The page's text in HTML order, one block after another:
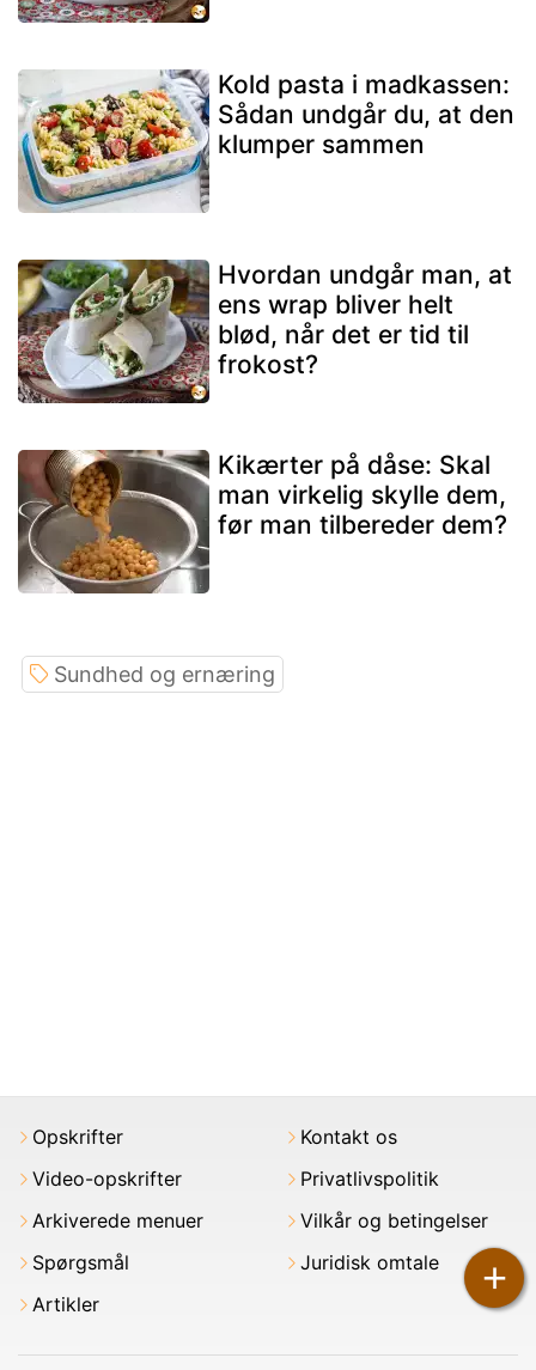
Kold pasta i madkassen:
Sådan undgår du, at den
klumper sammen
Hvordan undgår man, at
ens wrap bliver helt
blød, når det er tid til
frokost?
Kikærter på dåse: Skal
man virkelig skylle dem,
før man tilbereder dem?
+
Sundhed og ernæring
Opskrifter
Video-opskrifter
Arkiverede menuer
Spørgsmål
Artikler
Kontakt os
Privatlivspolitik
Vilkår og betingelser
Juridisk omtale